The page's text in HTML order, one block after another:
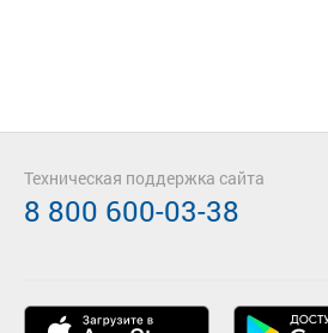
Техническая поддержка сайта
8 800 600-03-38